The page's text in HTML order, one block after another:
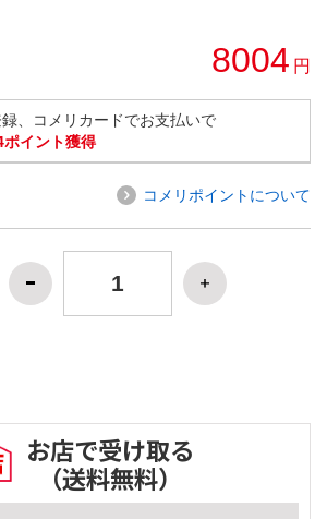
8004 円
、コメリカードでお支払いで
ポイント獲得
コメリポイントについて
お店で受け取る
（送料無料）